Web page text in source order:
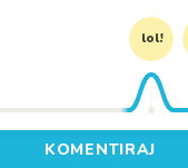
lol!
KOMENTIRAJ